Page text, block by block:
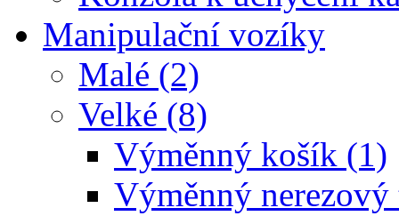
Manipulační vozíky
Malé (2)
Velké (8)
Výměnný košík (1)
Výměnný nerezový